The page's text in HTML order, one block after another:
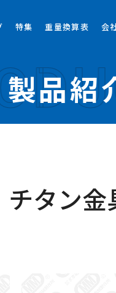
特集 重量換算表 会
製品紹
チタン金